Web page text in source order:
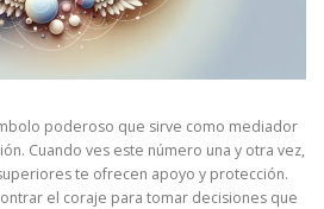
poderoso que sirve como mediador
Cuando ves este número una y otra vez,
te ofrecen apoyo y protección.
el coraje para tomar decisiones que